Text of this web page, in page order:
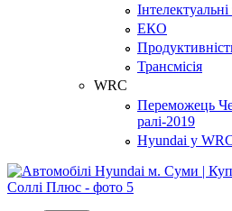
Інтелектуальні
ЕКО
Трансмісія
WRC
Переможець
ралі-2019
Hyundai у